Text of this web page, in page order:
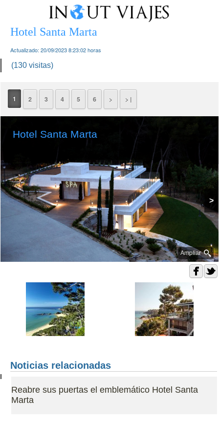
Hotel Santa Marta
Actualizado: 20/09/2023 8:23:02horas
(130 visitas)
1 2 3 4 5 6 > > |
Hotel Santa Marta
Ampliar
>
Noticias relacionadas
Reabre sus puertas el emblemático Hotel Santa
Marta